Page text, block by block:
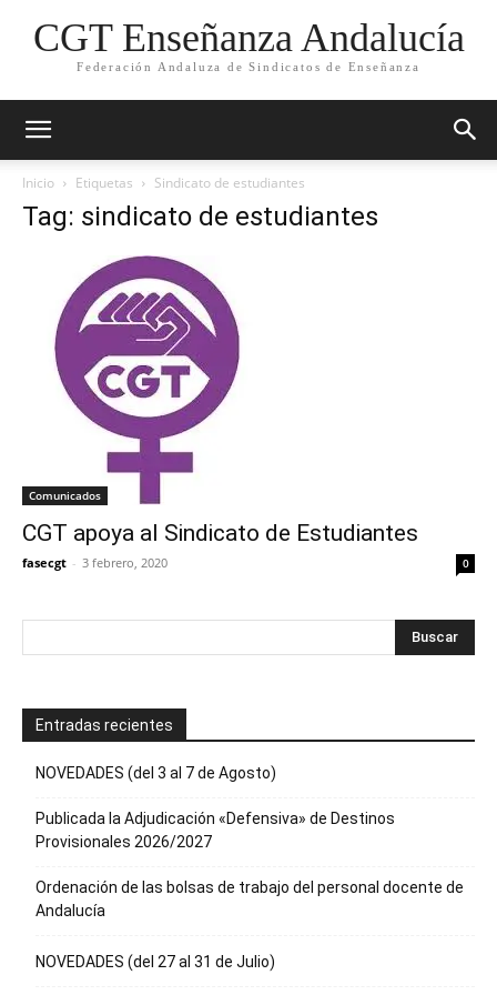
CGT Enseñanza Andalucía
Federación Andaluza de Sindicatos de Enseñanza
Inicio Etiquetas Sindicato de estudiantes
Tag: sindicato de estudiantes
Comunicados
CGT apoya al Sindicato de Estudiantes
fasecgt - 3 febrero, 2020 0
Entradas recientes
NOVEDADES (del 3 al 7 de Agosto)
Publicada la Adjudicación «Defensiva» de Destinos
Provisionales 2026/2027
Ordenación de las bolsas de trabajo del personal docente de
Andalucía
NOVEDADES (del 27 al 31 de Julio)